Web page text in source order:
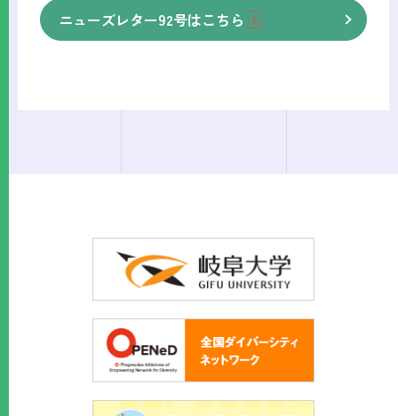
ニューズレター92号はこちら